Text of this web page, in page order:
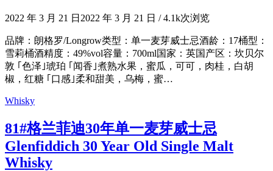
2022 年 3 月 21 日 2022 年 3 月 21 日 /4.1k次浏览
品牌：朗格罗/Longrow类型：单一麦芽威士忌酒龄：17桶型：
雪莉桶酒精度：49%vol容量：700ml国家：英国产区：坎贝尔
敦 ｢色泽｣琥珀 ｢闻香｣煮熟水果，蜜瓜，可可，肉桂，白胡
椒，红糖 ｢口感｣柔和甜美，乌梅，蜜…
Whisky
81#格兰菲迪30年单一麦芽威士忌
Glenfiddich 30 Year Old Single Malt
Whisky